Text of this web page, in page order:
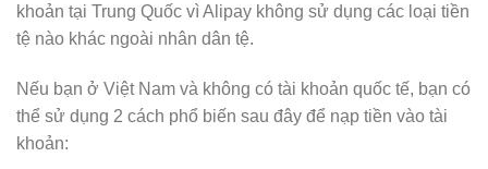
khoản tại Trung Quốc vì Alipay không sử dụng các loại tiền
tệ nào khác ngoài nhân dân tệ.
Nếu bạn ở Việt Nam và không có tài khoản quốc tế, bạn có
thể sử dụng 2 cách phổ biến sau đây để nạp tiền vào tài
khoản: